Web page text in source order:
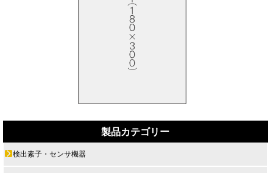
製品カテゴリー
検出素子・センサ機器